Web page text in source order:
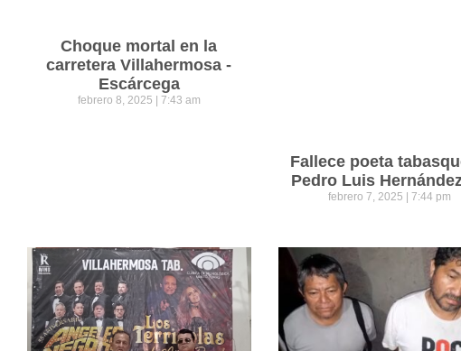
Choque mortal en la
carretera Villahermosa -
Escárcega
febrero 8, 2025 7:43 am
Fallece poeta
Pedro Luis
febrero 7, 2025 7:44 pm